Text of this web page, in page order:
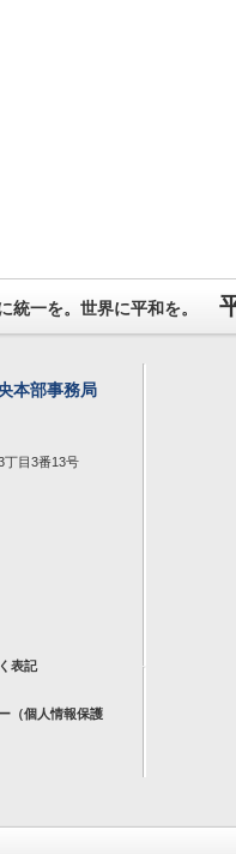
統一を。世界に平和を。
本部事務局
丁目3番13号
表記
（個人情報保護